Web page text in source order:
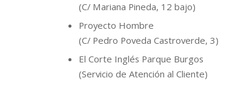
(C/ Mariana Pineda, 12 bajo)
Proyecto Hombre
(C/ Pedro Poveda Castroverde, 3)
El Corte Inglés Parque Burgos
(Servicio de Atención al Cliente)